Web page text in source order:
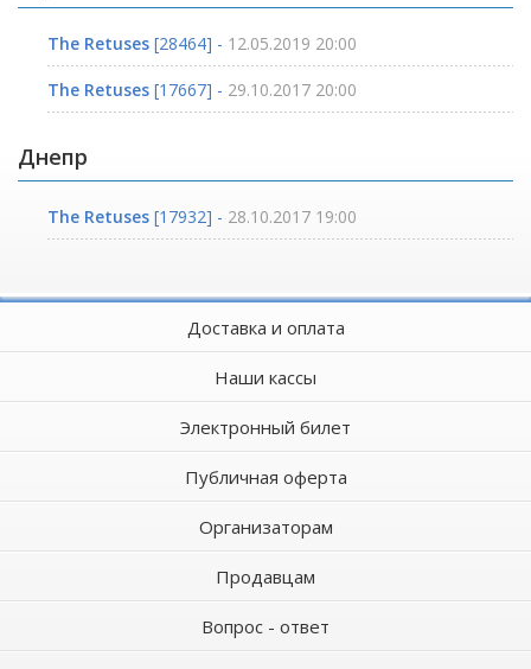
The Retuses [28464] - 12.05.2019 20:00
The Retuses [17667] - 29.10.2017 20:00
Днепр
The Retuses [17932] - 28.10.2017 19:00
Доставка и оплата
Наши кассы
Электронный билет
Публичная оферта
Организаторам
Продавцам
Вопрос - ответ